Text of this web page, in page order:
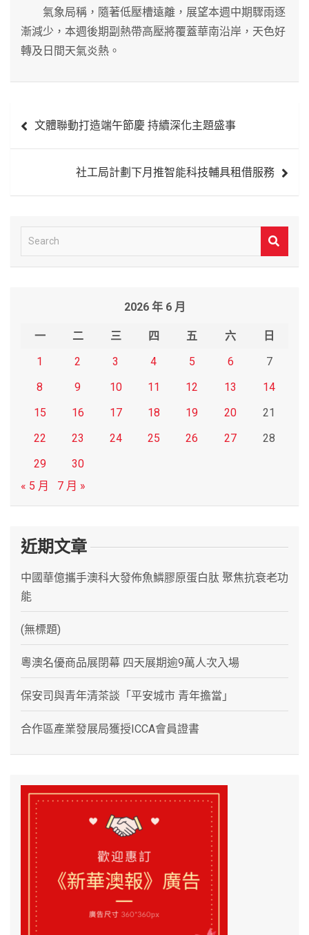
氣象局稱，隨著低壓槽遠離，展望本週中期驟雨逐
漸減少，本週後期副熱帶高壓將覆蓋華南沿岸，天色好
轉及日間天氣炎熱。
章 文體聯動打造端午節慶 持續深化主題盛事
社工局計劃下月推智能科技輔具租借服務
e
2026 年 6 月
一 二 三 四 五 六
日
1
2 3 4 5 6
7
8
9 10 11 12 13
14
15
16 17 18 19 20
21
22
23 24 25 26 27
28
29
30
« 5 月
7 月 »
近期文章
中國華億攜手澳科大發佈魚鱗膠原蛋白肽 聚焦抗衰老功
能
(無標題)
粵澳名優商品展閉幕 四天展期逾9萬人次入場
保安司與青年清茶談「平安城市 青年擔當」
合作區產業發展局獲授ICCA會員證書